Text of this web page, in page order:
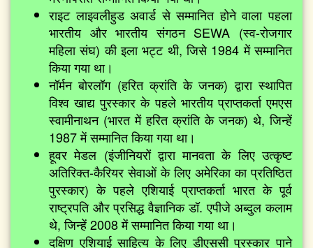
राइट लाइवलीहुड अवार्ड से सम्मानित होने वाला पहला
भारतीय और भारतीय संगठन SEWA (स्व-रोजगार
महिला संघ) की इला भट्ट थी, जिसे 1984 में सम्मानित
किया गया था।
नॉर्मन बोरलॉग (हरित क्रांति के जनक) द्वारा स्थापित
विश्व खाद्य पुरस्कार के पहले भारतीय प्राप्तकर्ता एमएस
स्वामीनाथन (भारत में हरित क्रांति के जनक) थे, जिन्हें
1987 में सम्मानित किया गया था।
हूवर मेडल (इंजीनियरों द्वारा मानवता के लिए उत्कृष्ट
अतिरिक्त-कैरियर सेवाओं के लिए अमेरिका का प्रतिष्ठित
पुरस्कार) के पहले एशियाई प्राप्तकर्ता भारत के पूर्व
राष्ट्रपति और प्रसिद्ध वैज्ञानिक डॉ. एपीजे अब्दुल कलाम
थे, जिन्हें 2008 में सम्मानित किया गया था।
दक्षिण एशियाई साहित्य के लिए डीएससी पुरस्कार पाने